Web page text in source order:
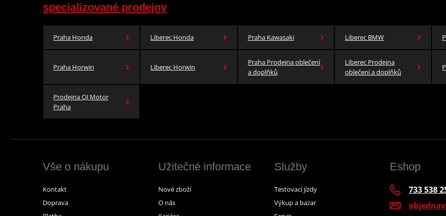
specializované prodejny
Praha Honda Liberec Honda Praha Kawasaki Liberec BMW
Praha Horwin Liberec Horwin
Praha Prodejna oblečení
a doplňků
Liberec Prodejna
oblečení a doplňků
Prodejna QJ Motor
Praha
Vše o nákupu
Kontakt
Doprava
Užitečné informace
Nové zboží
O nás
Služby
Testovací jízdy
Výkup a bazar
Eshop
733 538